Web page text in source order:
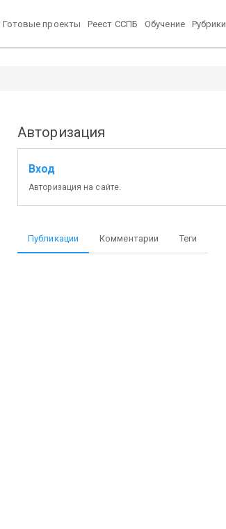
Готовые проекты Реест ССПБ Обучение Рубрики
Авторизация
Вход
Авторизация на сайте.
Публикации Комментарии Теги